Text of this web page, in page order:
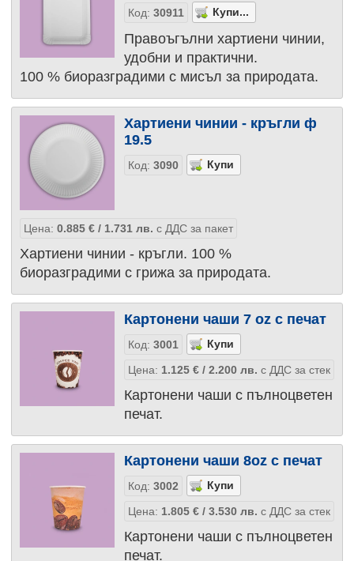
Код: 30911
Правоъгълни хартиени чинии,
удобни и практични.
100 % биоразградими с мисъл за природата.
Хартиени чинии - кръгли ф
19.5
Код: 3090
Цена: 0.885 €/ 1.731 лв. с ДДС за пакет
Хартиени чинии - кръгли. 100 %
биоразградими с грижа за природата.
Картонени чаши 7 oz с печат
Код: 3001
Цена: 1.125 €/ 2.200 лв. с ДДС за стек
Картонени чаши с пълноцветен
печат.
Картонени чаши 8oz с печат
Код: 3002
Цена: 1.805 €/ 3.530 лв. с ДДС за стек
Картонени чаши с пълноцветен
печат.